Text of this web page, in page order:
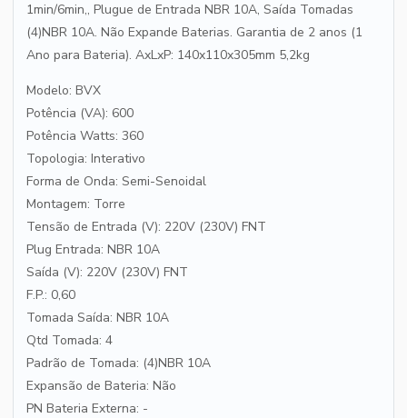
1min/6min,, Plugue de Entrada NBR 10A, Saída Tomadas
(4)NBR 10A. Não Expande Baterias. Garantia de 2 anos (1
Ano para Bateria). AxLxP: 140x110x305mm 5,2kg
Modelo: BVX
Potência (VA): 600
Potência Watts: 360
Topologia: Interativo
Forma de Onda: Semi-Senoidal
Montagem: Torre
Tensão de Entrada (V): 220V (230V) FNT
Plug Entrada: NBR 10A
Saída (V): 220V (230V) FNT
F.P.: 0,60
Tomada Saída: NBR 10A
Qtd Tomada: 4
Padrão de Tomada: (4)NBR 10A
Expansão de Bateria: Não
PN Bateria Externa: -